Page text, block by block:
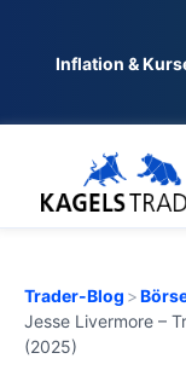
Inflation &
Trader-Blog >
Jesse Livermore –
(2025)